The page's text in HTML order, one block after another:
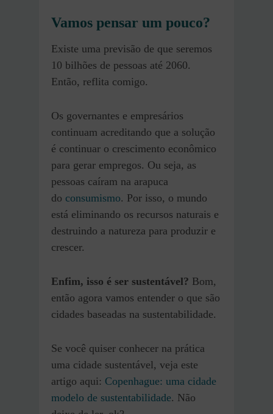
Vamos pensar um pouco?
Existe uma previsão de que seremos
10 bilhões de pessoas até 2060.
Então, reflita comigo.
Os governantes e empresários
continuam acreditando que a solução
é continuar o crescimento econômico
para gerar empregos. Ou seja, as
pessoas caíram na arapuca
do consumismo. Por isso, o mundo
está eliminando os recursos naturais e
destruindo a natureza para produzir e
crescer.
Enfim, isso é ser sustentável? Bom,
então agora vamos entender o que são
cidades baseadas na sustentabilidade.
Se você quiser conhecer na prática
uma cidade sustentável, veja este
artigo aqui: Copenhague: uma cidade
modelo de sustentabilidade. Não